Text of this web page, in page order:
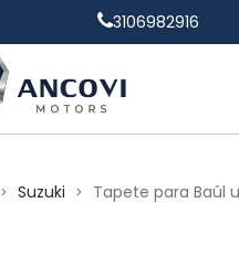
3106982916
> Suzuki > Tapete para Baúl